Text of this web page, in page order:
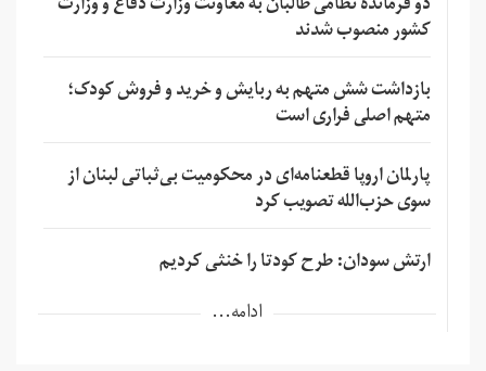
کشور منصوب شدند
بازداشت شش متهم به ربایش و خرید و فروش کودک؛
متهم اصلی فراری است
پارلمان اروپا قطعنامه‌ای در محکومیت بی‌ثباتی لبنان از
سوی حزب‌الله تصویب کرد
ارتش سودان: طرح کودتا را خنثی کردیم
ادامه...